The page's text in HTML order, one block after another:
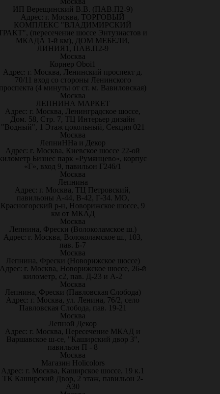
ИП Верещинский В.В. (ПАВ.П2-9)
Адрес: г. Москва, ТОРГОВЫЙ
КОМПЛЕКС "ВЛАДИМИРСКИЙ
(пересечение шоссе Энтузиастов и
МКАДА 1-й км), ДОМ МЕБЕЛИ,
ЛИНИЯ1, ПАВ.П2-9
Москва
Корнер Oboi1
Адрес: г. Москва, Ленинский проспект д.
70/11 вход со стороны Ленинского
(4 минуты от ст. м. Вавиловская)
Москва
ЛЕПНИНА МАРКЕТ
Адрес: г. Москва, Ленинградское шоссе,
Дом. 58, Стр. 7, ТЦ Интерьер дизайн
"Водный", 1 Этаж цокольный, Секция 021
Москва
ЛепниННа и Декор
Адрес: г. Москва, Киевское шоссе 22-ой
Бизнес парк «Румянцево», корпус
«Г», вход 9, павильон Г246/1
Москва
Лепнина
Адрес: г. Москва, ТЦ Петровский,
павильоны А-44, В-42, Г-34. МО,
Красногорский р-н, Новорижское шоссе, 9
км от МКАД
Москва
Лепнина, Фрески (Волоколамское ш.)
Адрес: г. Москва, Волоколамское ш., 103,
пав. Б-7
Москва
Лепнина, Фрески (Новорижское шоссе)
г. Москва, Новорижское шоссе, 26-й
километр, с2, пав. Д-23 и А-2
Москва
Лепнина, Фрески (Павловская Слобода)
Адрес: г. Москва, ул. Ленина, 76/2, село
Павловская Слобода, пав. 19-21
Москва
Лепной Декор
Адрес: г. Москва, Пересечение МКАД и
Варшавское ш-се, "Каширский двор 3",
павильон П - 8
Москва
Магазин Holicolors
Адрес: г. Москва, Каширское шоссе, 19 к.1
ТК Каширский Двор, 2 этаж, павильон 2-
А30